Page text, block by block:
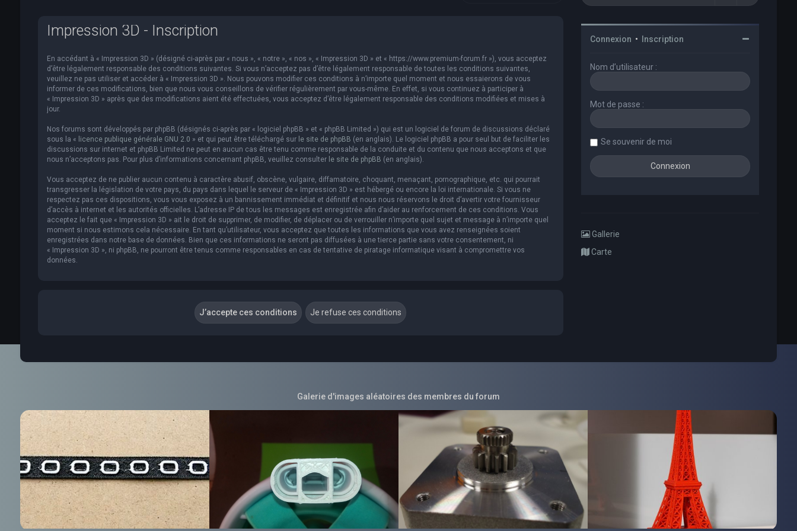
Impression 3D - Inscription
En accédant à « Impression 3D » (désigné ci-après par « nous », « notre », « nos », « Impression 3D » et « https://www.premium-forum.fr »), vous acceptez
d’être légalement responsable des conditions suivantes. Si vous n’acceptez pas d’être légalement responsable de toutes les conditions suivantes,
veuillez ne pas utiliser et accéder à « Impression 3D ». Nous pouvons modifier ces conditions à n’importe quel moment et nous essaierons de vous
informer de ces modifications, bien que nous vous conseillons de vérifier régulièrement par vous-même. En effet, si vous continuez à participer à
« Impression 3D » après que des modifications aient été effectuées, vous acceptez d’être légalement responsable des conditions modifiées et mises à
jour.
Nos forums sont développés par phpBB (désignés ci-après par « logiciel phpBB » et « phpBB Limited ») qui est un logiciel de forum de discussions déclaré
sous la « licence publique générale GNU 2.0 » et qui peut être téléchargé sur le site de phpBB (en anglais). Le logiciel phpBB a pour seul but de faciliter les
discussions sur internet et phpBB Limited ne peut en aucun cas être tenu comme responsable de la conduite et du contenu que nous acceptons et que
nous n’acceptons pas. Pour plus d’informations concernant phpBB, veuillez consulter le site de phpBB (en anglais).
Vous acceptez de ne publier aucun contenu à caractère abusif, obscène, vulgaire, diffamatoire, choquant, menaçant, pornographique, etc. qui pourrait
transgresser la législation de votre pays, du pays dans lequel le serveur de « Impression 3D » est hébergé ou encore la loi internationale. Si vous ne
respectez pas ces dispositions, vous vous exposez à un bannissement immédiat et définitif et nous nous réservons le droit d’avertir votre fournisseur
d’accès à internet et les autorités officielles. L’adresse IP de tous les messages est enregistrée afin d’aider au renforcement de ces conditions. Vous
acceptez le fait que « Impression 3D » ait le droit de supprimer, de modifier, de déplacer ou de verrouiller n’importe quel sujet et message à n’importe quel
moment si nous estimons cela nécessaire. En tant qu’utilisateur, vous acceptez que toutes les informations que vous avez renseignées soient
enregistrées dans notre base de données. Bien que ces informations ne seront pas diffusées à une tierce partie sans votre consentement, ni
« Impression 3D », ni phpBB, ne pourront être tenus comme responsables en cas de tentative de piratage informatique visant à compromettre vos
données.
Connexion • Inscription
Nom d’utilisateur :
Mot de passe :
Se souvenir de moi
Gallerie
Carte
Galerie d'images aléatoires des membres du forum